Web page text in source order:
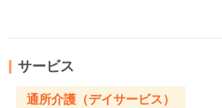
サービス
通所介護（デイサービス）